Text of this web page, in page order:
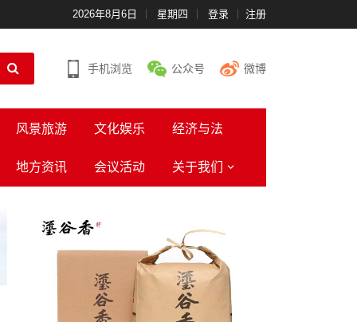
2026年8月6日 星期四 登录 注册
手机浏览 公众号 微博
风景旅游 文化娱乐 经济与法
地方资讯 会议活动 关于我们